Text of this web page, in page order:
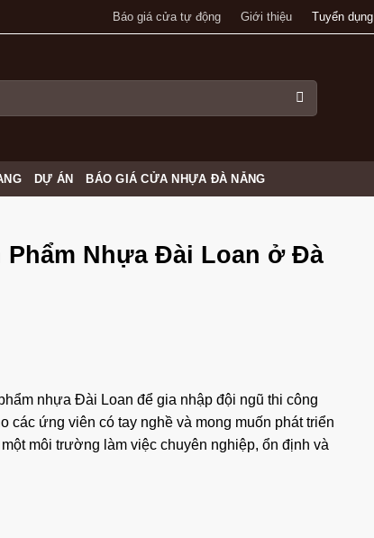
Báo giá cửa tự động Giới thiệu Tuyển dụng
DỰ ÁN BÁO GIÁ CỬA NHỰA ĐÀ NẴNG
Phẩm Nhựa Đài Loan ở Đà
nhựa Đài Loan để gia nhập đội ngũ thi công
ứng viên có tay nghề và mong muốn phát triển
môi trường làm việc chuyên nghiệp, ổn định và